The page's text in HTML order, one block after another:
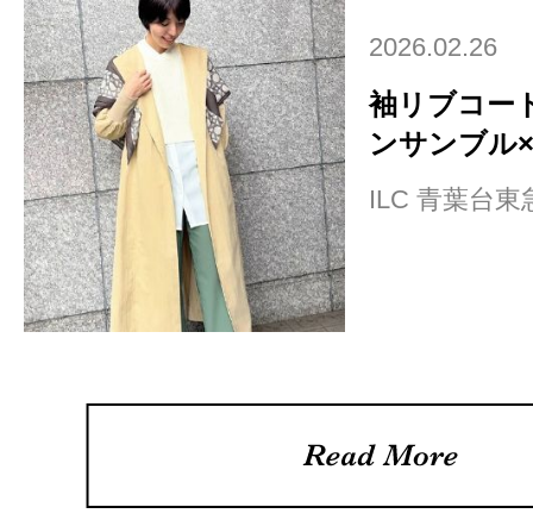
2026.02.26
袖リブコー
ンサンブル
ILC 青葉台